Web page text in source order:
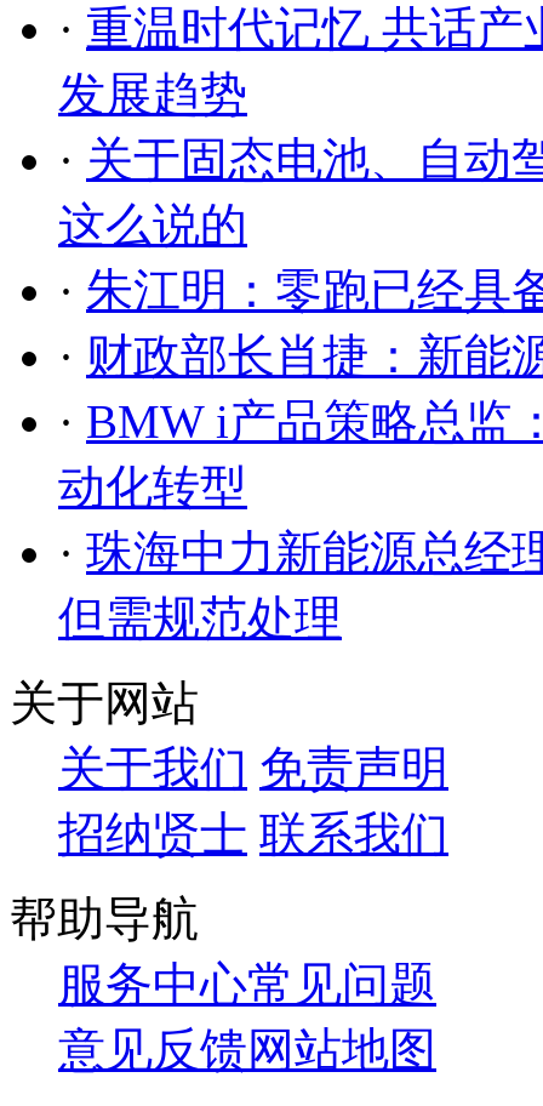
· 重温时代记忆 共话
发展趋势
· 关于固态电池、自动
这么说的
· 朱江明：零跑已经具
· 财政部长肖捷：新能
· BMW i产品策略总监
动化转型
· 珠海中力新能源总经
但需规范处理
关于网站
关于我们 免责声明
招纳贤士 联系我们
帮助导航
服务中心常见问题
意见反馈网站地图